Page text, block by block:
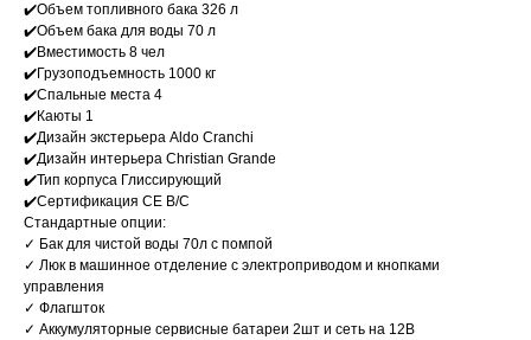
✔️Объем топливного бака 326 л
✔️Объем бака для воды 70 л
✔️Вместимость 8 чел
✔️Грузоподъемность 1000 кг
✔️Спальные места 4
✔️Каюты 1
✔️Дизайн экстерьера Aldo Cranchi
✔️Дизайн интерьера Christian Grande
✔️Тип корпуса Глиссирующий
✔️Сертификация CE B/C
Стандартные опции:
✓ Бак для чистой воды 70л с помпой
✓ Люк в машинное отделение с электроприводом и кнопками
управления
✓ Флагшток
✓ Аккумуляторные сервисные батареи 2шт и сеть на 12В